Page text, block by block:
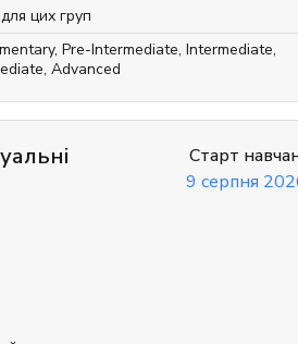
цих груп
, Pre-Intermediate, Intermediate,
, Advanced
Старт
9 серпня